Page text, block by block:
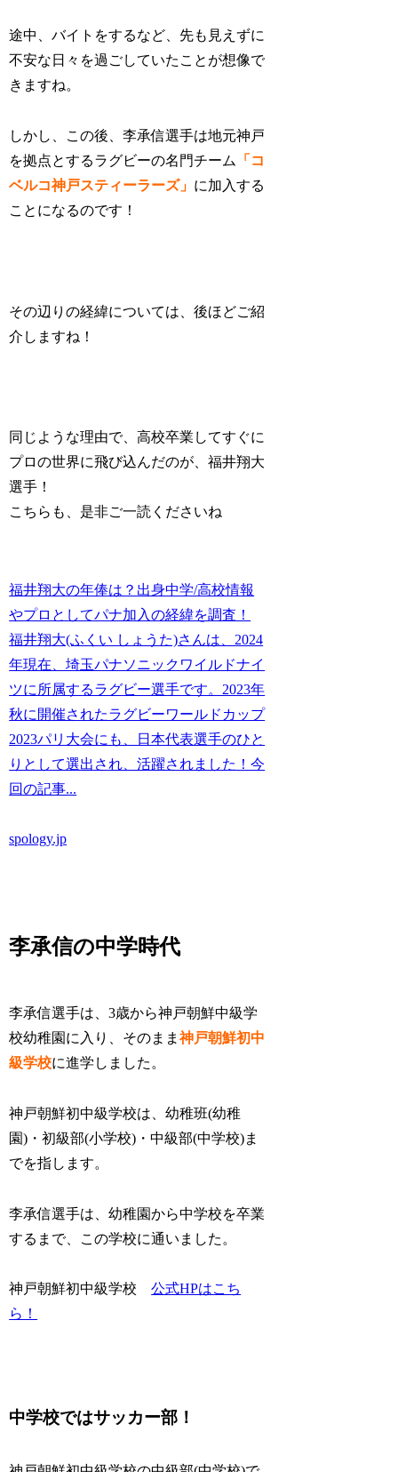
途中、バイトをするなど、先も見えずに
不安な日々を過ごしていたことが想像で
きますね。
しかし、この後、李承信選手は地元神戸
を拠点とするラグビーの名門チーム
「コ
ベルコ神戸スティーラーズ」 に加入する
ことになるのです！
その辺りの経緯については、後ほどご紹
介しますね！
同じような理由で、高校卒業してすぐに
プロの世界に飛び込んだのが、福井翔大
選手！
こちらも、是非ご一読くださいね
福井翔大の年俸は？出身中学/高校情報
やプロとしてパナ加入の経緯を調査！
福井翔大(ふくい しょうた)さんは、2024
年現在、埼玉パナソニックワイルドナイ
ツに所属するラグビー選手です。2023年
秋に開催されたラグビーワールドカップ
2023パリ大会にも、日本代表選手のひと
りとして選出され、活躍されました！今
回の記事...
spology.jp
李承信の中学時代
李承信選手は、3歳から神戸朝鮮中級学
校幼稚園に入り、そのまま神戸朝鮮初中
級学校に進学しました。
神戸朝鮮初中級学校は、幼稚班(幼稚
園)・初級部(小学校)・中級部(中学校)ま
でを指します。
李承信選手は、幼稚園から中学校を卒業
するまで、この学校に通いました。
神戸朝鮮初中級学校公式HPはこち
ら！
中学校ではサッカー部！